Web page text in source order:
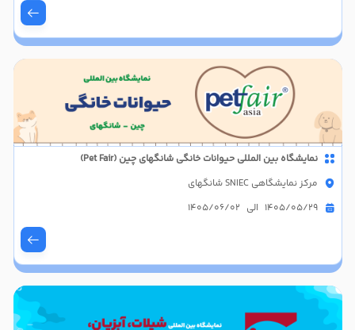
نمایشگاه بین المللی حیوانات خانگی شانگهای چین (Pet Fair)
مرکز نمایشگاهی SNIEC شانگهای
1405/05/29 الی 1405/06/02